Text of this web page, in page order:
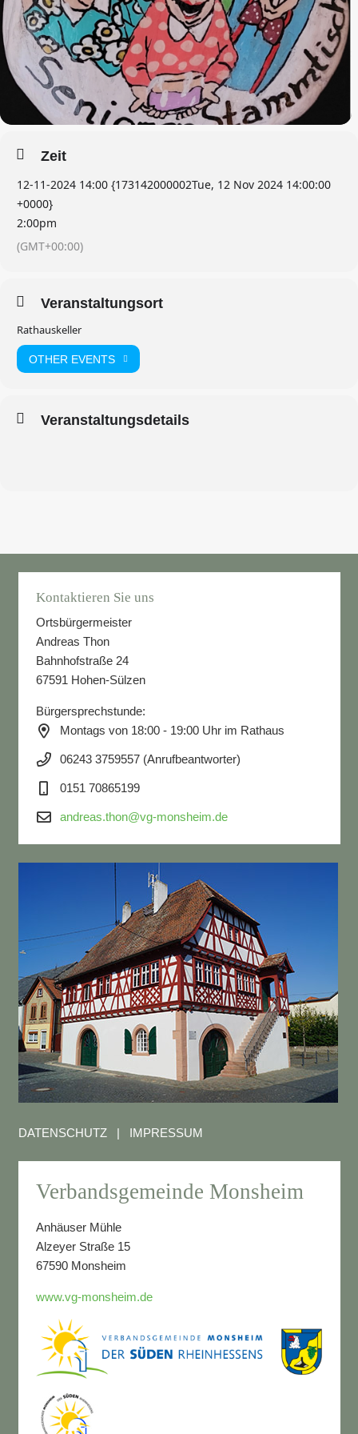
Zeit
12-11-2024 14:00 {173142000002Tue, 12 Nov 2024 14:00:00
+0000}
2:00pm
(GMT+00:00)
Veranstaltungsort
Rathauskeller
OTHER EVENTS
Veranstaltungsdetails
Kontaktieren Sie uns
Ortsbürgermeister
Andreas Thon
Bahnhofstraße 24
67591 Hohen-Sülzen
Bürgersprechstunde:
Montags von 18:00 - 19:00 Uhr im Rathaus
06243 3759557 (Anrufbeantworter)
0151 70865199
andreas.thon@vg-monsheim.de
DATENSCHUTZ| IMPRESSUM
Verbandsgemeinde Monsheim
Anhäuser Mühle
Alzeyer Straße 15
67590 Monsheim
www.vg-monsheim.de